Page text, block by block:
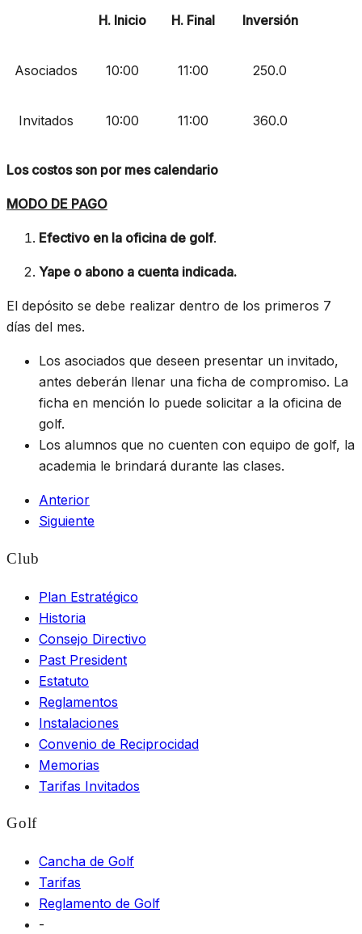
H. Inicio H. Final Inversión
Asociados 10:00 11:00 250.0
Invitados 10:00 11:00 360.0
Los costos son por mes calendario
MODO DE PAGO
Efectivo en la oficina de golf.
Yape o abono a cuenta indicada.
El depósito se debe realizar dentro de los primeros 7
días del mes.
Los asociados que deseen presentar un invitado,
antes deberán llenar una ficha de compromiso. La
ficha en mención lo puede solicitar a la oficina de
golf.
Los alumnos que no cuenten con equipo de golf, la
academia le brindará durante las clases.
Anterior
Siguiente
Club
Plan Estratégico
Historia
Consejo Directivo
Past President
Estatuto
Reglamentos
Instalaciones
Convenio de Reciprocidad
Memorias
Tarifas Invitados
Golf
Cancha de Golf
Tarifas
Reglamento de Golf
-